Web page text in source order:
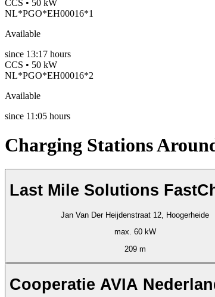
CCS • 50 kW
NL*PGO*EH00016*1
Available
since 13:17 hours
CCS • 50 kW
NL*PGO*EH00016*2
Available
since 11:05 hours
Charging Stations
Last Mile Solutions
Jan Van Der Heijdenstraat 12, Hoogerheide
max. 60 kW
209 m
Cooperatie AVIA